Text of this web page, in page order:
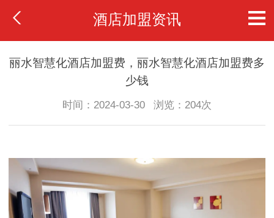
酒店加盟资讯
丽水智慧化酒店加盟费，丽水智慧化酒店加盟费多
少钱
时间：2024-03-30 浏览：204次